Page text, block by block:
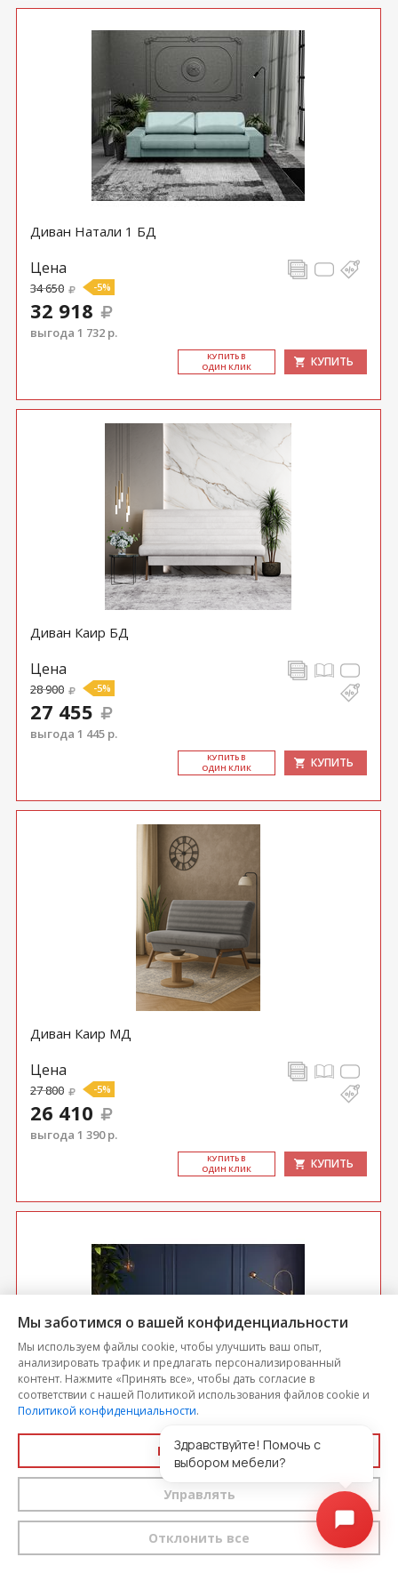
Диван Натали 1 БД
Цена
34 650 -5%
32 918
выгода 1 732 р.
КУ­ПИТЬ В
ОДИН КЛИК
КУПИТЬ
Диван Каир БД
Цена
28 900 -5%
27 455
выгода 1 445 р.
КУ­ПИТЬ В
ОДИН КЛИК
КУПИТЬ
Диван Каир МД
Цена
27 800 -5%
26 410
выгода 1 390 р.
КУ­ПИТЬ В
ОДИН КЛИК
КУПИТЬ
Диван Бетти 2 БД
Цена
26 600
КУ­ПИТЬ В
Мы заботимся о вашей конфиденциальности
Мы используем файлы cookie, чтобы улучшить ваш опыт,
анализировать трафик и предлагать персонализированный
контент. Нажмите «Принять все», чтобы дать согласие в
соответствии с нашей Политикой использования файлов cookie и
Политикой конфиденциальности.
Принять все
Управлять
Отклонить все
Здравствуйте! Помочь с
выбором мебели?